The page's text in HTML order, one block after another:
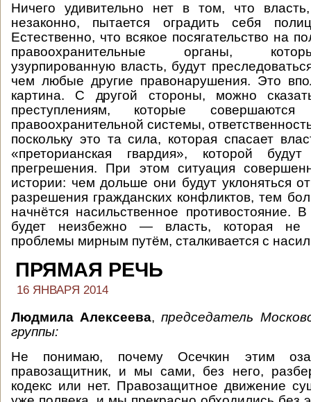
Ничего удивительно нет в том, что
незаконно, пытается оградить себя
Естественно, что всякое посягательство на
правоохранительные органы,
узурпированную власть, будут
чем любые другие правонарушения. Это
картина. С другой стороны, можно
преступлениям, которые совершаются
правоохранительной системы,
поскольку это та сила, которая спасает
«преторианская гвардия», которой
прегрешения. При этом ситуация
истории: чем дольше они будут уклоняться
разрешения гражданских конфликтов, тем
начнётся насильственное противостояние.
будет неизбежно — власть, которая не
проблемы мирным путём, сталкивается с
ПРЯМАЯ РЕЧЬ
16 ЯНВАРЯ 2014
Людмила Алексеева,председатель
группы:
Не понимаю, почему Осечкин этим
правозащитник, и мы сами, без него,
кодекс или нет. Правозащитное движение